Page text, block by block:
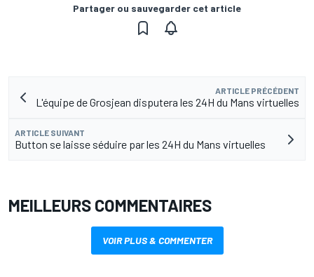
Partager ou sauvegarder cet article
ARTICLE PRÉCÉDENT
L'équipe de Grosjean disputera les 24H du Mans virtuelles
ARTICLE SUIVANT
Button se laisse séduire par les 24H du Mans virtuelles
MEILLEURS COMMENTAIRES
VOIR PLUS & COMMENTER